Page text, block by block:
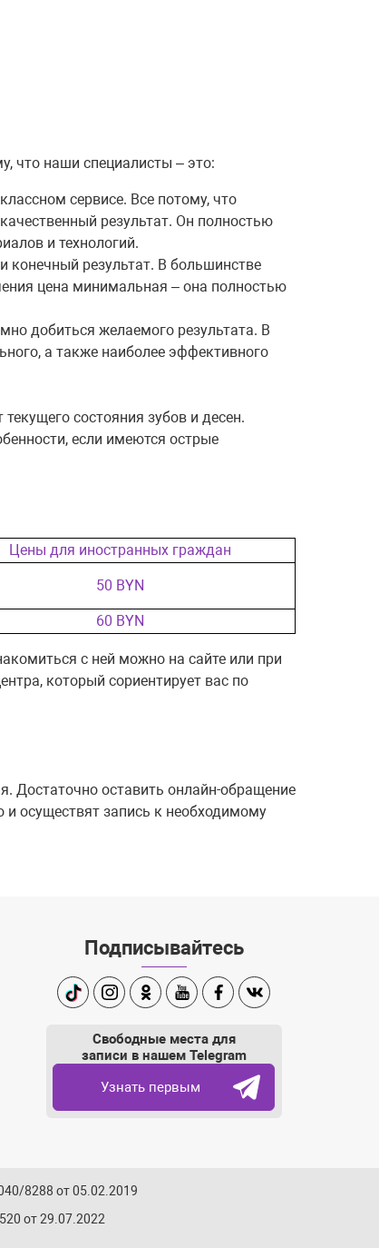
что наши специалисты – это:
сервисе. Все потому, что
результат. Он полностью
и технологий.
конечный результат. В большинстве
цена минимальная – она полностью
добиться желаемого результата. В
а также наиболее эффективного
состояния зубов и десен.
если имеются острые
Цены для иностранных граждан
50 BYN
60 BYN
с ней можно на сайте или при
который сориентирует вас по
Достаточно оставить онлайн-обращение
и осуществят запись к необходимому
Подписывайтесь
TikTokInstagramОдноклассники
YoutubeFacebookВконтакте
Свободные места для
записи в нашем Telegram
Узнать первым
8288 от 05.02.2019
от 29.07.2022